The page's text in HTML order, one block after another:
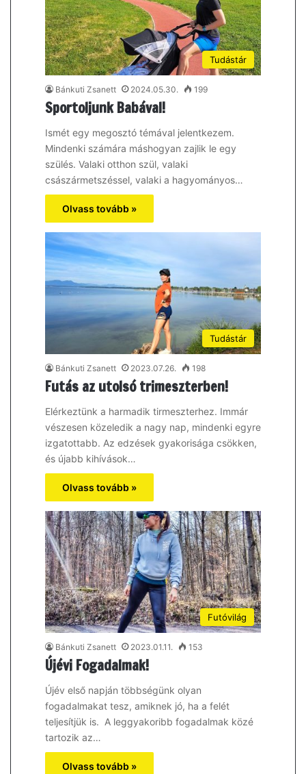
Tudástár
Bánkuti Zsanett 2024.05.30. 199
Sportoljunk Babával!
Ismét egy megosztó témával jelentkezem.
Mindenki számára máshogyan zajlik le egy
szülés. Valaki otthon szül, valaki
császármetszéssel, valaki a hagyományos…
Olvass tovább »
Tudástár
Bánkuti Zsanett 2023.07.26. 198
Futás az utolsó trimeszterben!
Elérkeztünk a harmadik tirmeszterhez. Immár
vészesen közeledik a nagy nap, mindenki egyre
izgatottabb. Az edzések gyakorisága csökken,
és újabb kihívások…
Olvass tovább »
Futóvilág
Bánkuti Zsanett 2023.01.11. 153
Újévi Fogadalmak!
Újév első napján többségünk olyan
fogadalmakat tesz, amiknek jó, ha a felét
teljesítjük is. A leggyakoribb fogadalmak közé
tartozik az…
Olvass tovább »